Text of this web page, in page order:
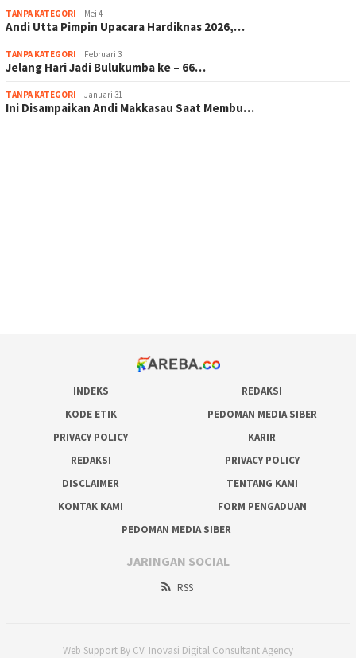
TANPA KATEGORI Mei 4
Andi Utta Pimpin Upacara Hardiknas 2026,…
TANPA KATEGORI Februari 3
Jelang Hari Jadi Bulukumba ke – 66…
TANPA KATEGORI Januari 31
Ini Disampaikan Andi Makkasau Saat Membu…
INDEKS
REDAKSI
KODE ETIK
PEDOMAN MEDIA SIBER
PRIVACY POLICY
KARIR
REDAKSI
PRIVACY POLICY
DISCLAIMER
TENTANG KAMI
KONTAK KAMI
FORM PENGADUAN
PEDOMAN MEDIA SIBER
JARINGAN SOCIAL
RSS
Web Support By CV. Inovasi Digital Consultant Agency